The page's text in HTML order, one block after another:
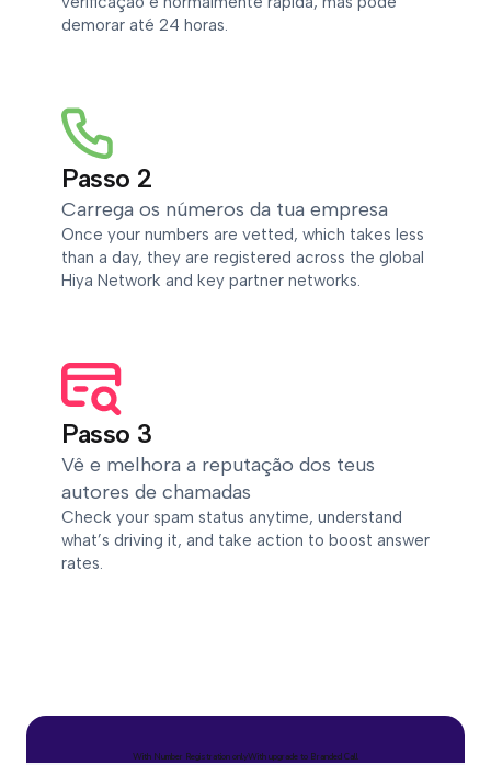
demorar até 24 horas.
Passo 2
Carrega os números da tua empresa
Once your numbers are vetted, which takes less
than a day, they are registered across the global
Hiya Network and key partner networks.
Passo 3
Vê e melhora a reputação dos teus
autores de chamadas
Check your spam status anytime, understand
what’s driving it, and take action to boost answer
rates.
With Number Registration onlyWith upgrade to Branded Call